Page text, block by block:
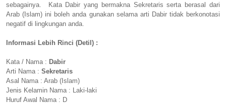
sebagainya. Kata Dabir yang bermakna Sekretaris serta berasal dari
Arab (Islam) ini boleh anda gunakan selama arti Dabir tidak berkonotasi
negatif di lingkungan anda.
Informasi Lebih Rinci (Detil) :
Kata / Nama : Dabir
Arti Nama : Sekretaris
Asal Nama : Arab (Islam)
Jenis Kelamin Nama : Laki-laki
Huruf Awal Nama : D